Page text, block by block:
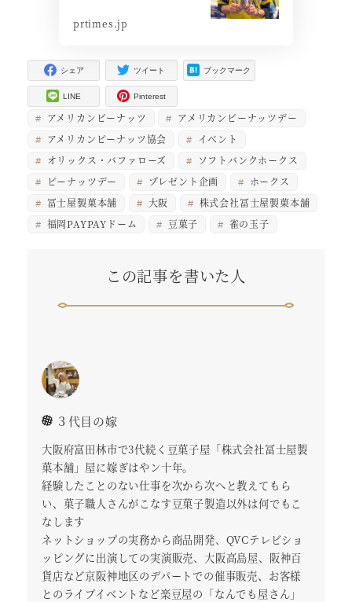
prtimes.jp
シェア ツイート ブックマーク
LINE Pinterest
アメリカンピーナッツ
アメリカンピーナッツデー
アメリカンピーナッツ協会
イベント
オリックス・バファローズ
ソフトバンクホークス
ピーナッツデー
プレゼント企画
ホークス
冨士屋製菓本舗
大阪
株式会社冨士屋製菓本舗
福岡PAYPAYドーム
豆菓子 雀の玉子
この記事を書いた人
３代目の嫁
大阪府富田林市で3代続く豆菓子屋「株式会社冨士屋製
菓本舗」屋に嫁ぎはやン十年。
経験したことのない仕事を次から次へと教えてもら
い、菓子職人さんがこなす豆菓子製造以外は何でもこ
なします
ネットショップの実務から商品開発、QVCテレビショ
ッピングに出演しての実演販売、大阪高島屋、阪神百
貨店など京阪神地区のデパートでの催事販売、お客様
とのライブイベントなど楽豆屋の「なんでも屋さん」